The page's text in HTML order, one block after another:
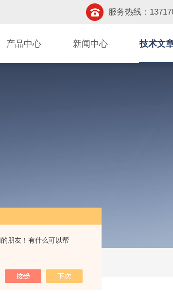
朋友！有什么可以帮
服务热线：
产品中心 新闻中心 技术文